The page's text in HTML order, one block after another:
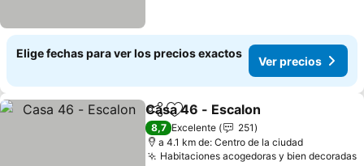
Elige fechas para ver los precios exactos
Ver precios
CompartirAgregar a favoritos
Casa 46 - Escalon
8,7 Excelente
251
a 4.1 km de: Centro de la ciudad
Habitaciones acogedoras y bien decoradas